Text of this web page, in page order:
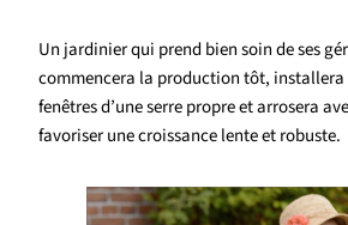
Un jardinier qui prend bien soin de ses
commencera la production tôt, installera
fenêtres d’une serre propre et arrosera
favoriser une croissance lente et robuste.